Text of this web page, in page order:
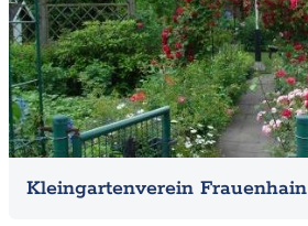
Kleingartenverein Frauenhain